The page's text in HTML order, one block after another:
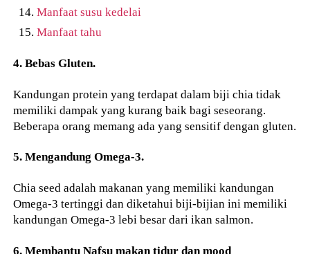
Manfaat susu kedelai
Manfaat tahu
4. Bebas Gluten.
Kandungan protein yang terdapat dalam biji chia tidak
memiliki dampak yang kurang baik bagi seseorang.
Beberapa orang memang ada yang sensitif dengan gluten.
5. Mengandung Omega-3.
Chia seed adalah makanan yang memiliki kandungan
Omega-3 tertinggi dan diketahui biji-bijian ini memiliki
kandungan Omega-3 lebi besar dari ikan salmon.
6. Membantu Nafsu makan tidur dan mood